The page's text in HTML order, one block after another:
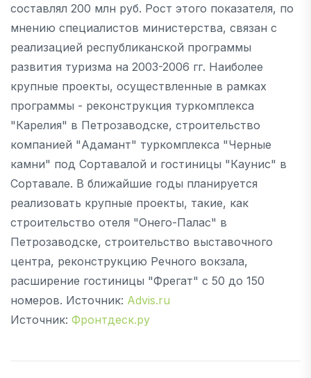
составлял 200 млн руб. Рост этого показателя, по
мнению специалистов министерства, связан с
реализацией республиканской программы
развития туризма на 2003-2006 гг. Наиболее
крупные проекты, осуществленные в рамках
программы - реконструкция туркомплекса
"Карелия" в Петрозаводске, строительство
компанией "Адамант" туркомплекса "Черные
камни" под Сортавалой и гостиницы "Каунис" в
Сортавале. В ближайшие годы планируется
реализовать крупные проекты, такие, как
строительство отеля "Онего-Палас" в
Петрозаводске, строительство выставочного
центра, реконструкцию Речного вокзала,
расширение гостиницы "Фрегат" с 50 до 150
номеров. Источник: Advis.ru
Источник: Фронтдеск.ру